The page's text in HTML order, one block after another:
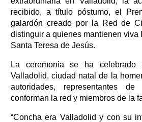
recibido, a título póstumo, el
galardón creado por la Red de
distinguir a quienes mantienen viva
Santa Teresa de Jesús.
La ceremonia se ha celebrado
Valladolid, ciudad natal de la
autoridades, representantes
conforman la red y miembros de la
“Concha era Valladolid y con su